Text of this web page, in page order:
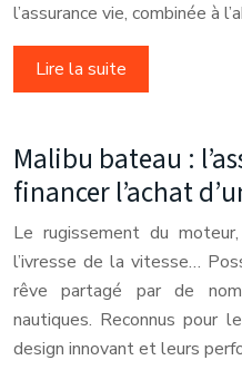
l’assurance vie, combinée à
Lire la suite
Malibu bateau :
financer l’achat
Le rugissement du
l’ivresse de la vitesse…
rêve partagé par de
nautiques. Reconnus pour
design innovant et leurs